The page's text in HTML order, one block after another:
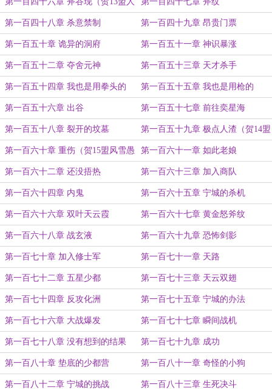
生所为）
第一百四十八章 杀意禁制 第一百四十九章 昂贵门票
第一百五十章 诡异的洞府 第一百五十一章 神识暴涨
第一百五十二章 夺舍元神 第一百五十三章 天才杀手
第一百五十四章 我也是用拳头的 第一百五十五章 我也是用枪的
第一百五十六章 出谷 第一百五十七章 前往奕星海
第一百五十八章 裂开的坟墓 第一百五十九章 极点人渣（贺14盟
雪花~飘~飘~ ）
第一百六十章 重伤（贺15盟风雪愚
人）
第一百六十一章 如此老娘
第一百六十二章 还没捂热 第一百六十三章 加入商队
第一百六十四章 内鬼 第一百六十五章 宁城的杀机
第一百六十六章 双叶天云霞 第一百六十七章 黄金怒斧纹
第一百六十八章 战玄液 第一百六十九章 恐怖剑影
第一百七十章 加入修士军 第一百七十一章 天路
第一百七十二章 五星少都 第一百七十三章 天云双翅
第一百七十四章 反攻化洲 第一百七十五章 宁城的办法
第一百七十六章 大战爆发 第一百七十七章 瞬间战机
第一百七十八章 没有想到的结果 第一百七十九章 成功
第一百八十章 垫底的少都营 第一百八十一章 奇怪的小狗
第一百八十二章 宁城的挑战 第一百八十三章 生死决斗